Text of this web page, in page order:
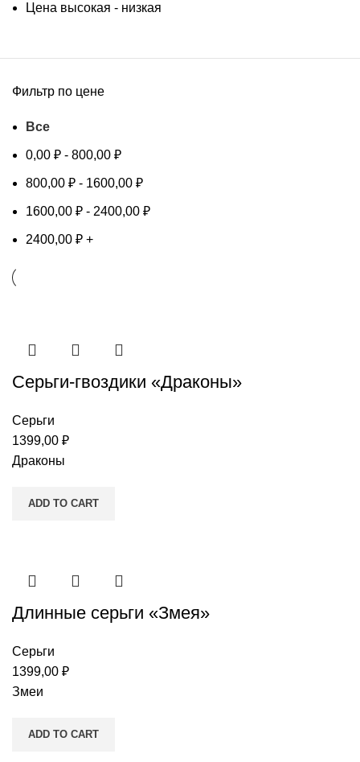
Цена высокая - низкая
Фильтр по цене
Все
0,00 ₽ - 800,00 ₽
800,00 ₽ - 1600,00 ₽
1600,00 ₽ - 2400,00 ₽
2400,00 ₽ +
Серьги-гвоздики «Драконы»
Серьги
1399,00 ₽
Драконы
ADD TO CART
Длинные серьги «Змея»
Серьги
1399,00 ₽
Змеи
ADD TO CART